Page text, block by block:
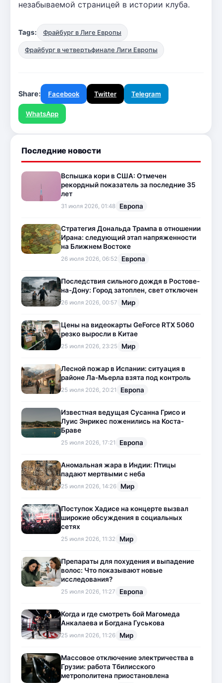
незабываемой страницей в истории клуба.
Tags: Фрайбург в Лиге Европы
Фрайбург в четвертьфинале Лиги Европы
Share: Facebook Twitter Telegram
WhatsApp
Последние новости
Вспышка кори в США: Отмечен
рекордный показатель за последние 35
лет
31 июля 2026, 01:48 Европа
Стратегия Дональда Трампа в отношении
Ирана: следующий этап напряженности
на Ближнем Востоке
26 июля 2026, 06:52 Европа
Последствия сильного дождя в Ростове-
на-Дону: Город затоплен, свет отключен
26 июля 2026, 00:57 Мир
Цены на видеокарты GeForce RTX 5060
резко выросли в Китае
25 июля 2026, 23:25 Мир
Лесной пожар в Испании: ситуация в
районе Ла-Мьерла взята под контроль
25 июля 2026, 20:21 Европа
Известная ведущая Сусанна Грисо и
Луис Энрикес поженились на Коста-
Браве
25 июля 2026, 17:21 Европа
Аномальная жара в Индии: Птицы
падают мертвыми с неба
25 июля 2026, 14:26 Мир
Поступок Хадисе на концерте вызвал
широкие обсуждения в социальных
сетях
25 июля 2026, 11:32 Мир
Препараты для похудения и выпадение
волос: Что показывают новые
исследования?
25 июля 2026, 11:27 Европа
Когда и где смотреть бой Магомеда
Анкалаева и Богдана Гуськова
25 июля 2026, 11:26 Мир
Массовое отключение электричества в
Грузии: работа Тбилисского
метрополитена приостановлена